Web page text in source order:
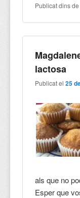
Publicat dins de
lactosa
Publicat el25
als que no
Esper que